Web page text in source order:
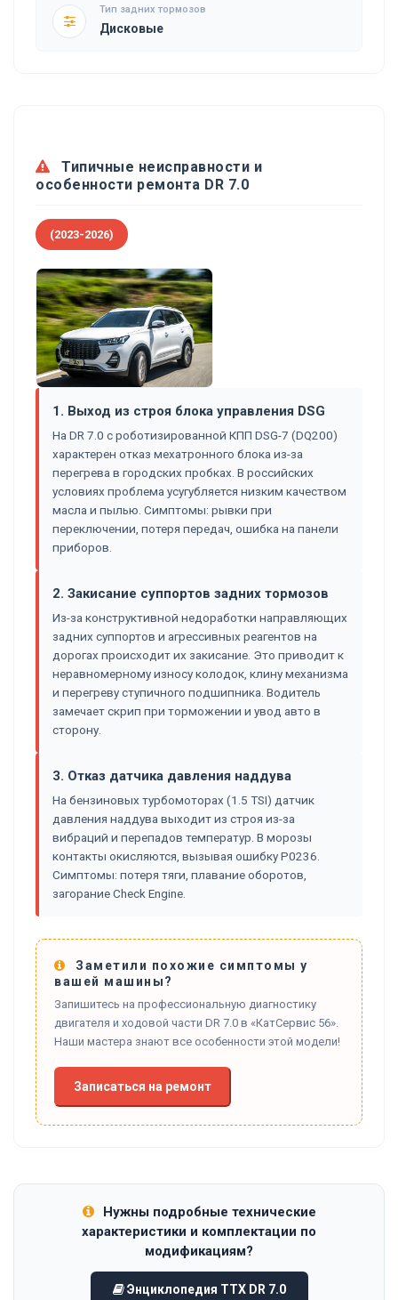
Тип задних тормозов
Дисковые
Типичные неисправности и
особенности ремонта DR 7.0
(2023-2026)
1. Выход из строя блока управления DSG
На DR 7.0 с роботизированной КПП DSG-7 (DQ200)
характерен отказ мехатронного блока из-за
перегрева в городских пробках. В российских
условиях проблема усугубляется низким качеством
масла и пылью. Симптомы: рывки при
переключении, потеря передач, ошибка на панели
приборов.
2. Закисание суппортов задних тормозов
Из-за конструктивной недоработки направляющих
задних суппортов и агрессивных реагентов на
дорогах происходит их закисание. Это приводит к
неравномерному износу колодок, клину механизма
и перегреву ступичного подшипника. Водитель
замечает скрип при торможении и увод авто в
сторону.
3. Отказ датчика давления наддува
На бензиновых турбомоторах (1.5 TSI) датчик
давления наддува выходит из строя из-за
вибраций и перепадов температур. В морозы
контакты окисляются, вызывая ошибку P0236.
Симптомы: потеря тяги, плавание оборотов,
загорание Check Engine.
Заметили похожие симптомы у
вашей машины?
Запишитесь на профессиональную диагностику
двигателя и ходовой части DR 7.0 в «КатСервис 56».
Наши мастера знают все особенности этой модели!
Записаться на ремонт
Нужны подробные технические
характеристики и комплектации по
модификациям?
Энциклопедия ТТХ DR 7.0